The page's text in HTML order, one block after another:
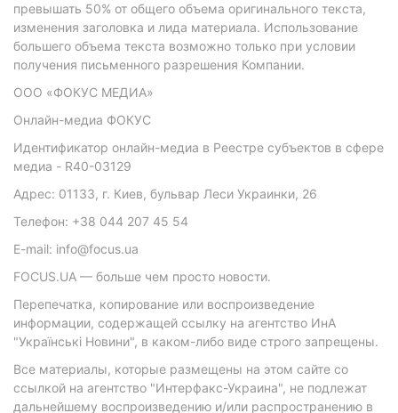
превышать 50% от общего объема оригинального текста,
изменения заголовка и лида материала. Использование
большего объема текста возможно только при условии
получения письменного разрешения Компании.
ООО «ФОКУС МЕДИА»
Онлайн-медиа ФОКУС
Идентификатор онлайн-медиа в Реестре субъектов в сфере
медиа - R40-03129
Адрес: 01133, г. Киев, бульвар Леси Украинки, 26
Телефон: +38 044 207 45 54
E-mail: info@focus.ua
FOCUS.UA — больше чем просто новости.
Перепечатка, копирование или воспроизведение
информации, содержащей ссылку на агентство ИнА
"Українські Новини", в каком-либо виде строго запрещены.
Все материалы, которые размещены на этом сайте со
ссылкой на агентство "Интерфакс-Украина", не подлежат
дальнейшему воспроизведению и/или распространению в